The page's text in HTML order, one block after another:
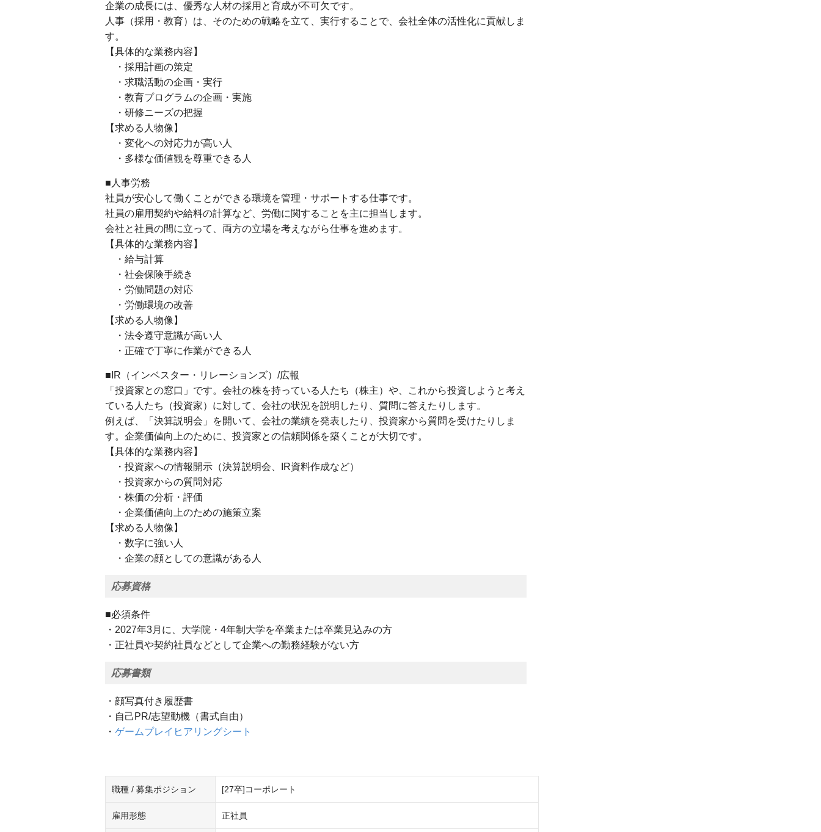
企業の成長には、優秀な人材の採用と育成が不可欠です。
人事（採用・教育）は、そのための戦略を立て、実行することで、会社全体の活性化に貢献しま
す。
【具体的な業務内容】
・採用計画の策定
・求職活動の企画・実行
・教育プログラムの企画・実施
・研修ニーズの把握
【求める人物像】
・変化への対応力が高い人
・多様な価値観を尊重できる人
■人事労務
社員が安心して働くことができる環境を管理・サポートする仕事です。
社員の雇用契約や給料の計算など、労働に関することを主に担当します。
会社と社員の間に立って、両方の立場を考えながら仕事を進めます。
【具体的な業務内容】
・給与計算
・社会保険手続き
・労働問題の対応
・労働環境の改善
【求める人物像】
・法令遵守意識が高い人
・正確で丁寧に作業ができる人
■IR（インベスター・リレーションズ）/広報
「投資家との窓口」です。会社の株を持っている人たち（株主）や、これから投資しようと考え
ている人たち（投資家）に対して、会社の状況を説明したり、質問に答えたりします。
例えば、「決算説明会」を開いて、会社の業績を発表したり、投資家から質問を受けたりしま
す。企業価値向上のために、投資家との信頼関係を築くことが大切です。
【具体的な業務内容】
・投資家への情報開示（決算説明会、IR資料作成など）
・投資家からの質問対応
・株価の分析・評価
・企業価値向上のための施策立案
【求める人物像】
・数字に強い人
・企業の顔としての意識がある人
応募資格
■必須条件
・2027年3月に、大学院・4年制大学を卒業または卒業見込みの方
・正社員や契約社員などとして企業への勤務経験がない方
応募書類
・顔写真付き履歴書
・自己PR/志望動機（書式自由）
・ ゲームプレイヒアリングシート
職種 / 募集ポジション [27卒]コーポレート
雇用形態 正社員